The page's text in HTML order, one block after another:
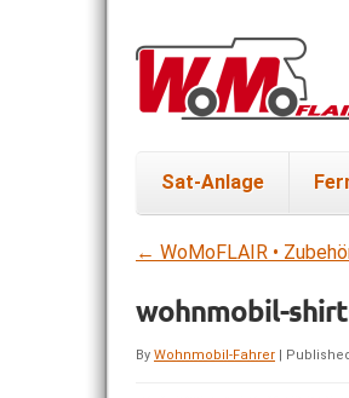
Sat-Anlage
← WoMoFLAIR •
wohnmobil-
By Wohnmobil-Fahrer |